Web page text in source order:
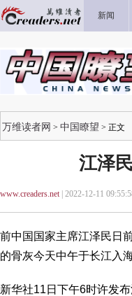
新闻
万维读者网 > 中国瞭望 > 正文
江泽
www.creaders.net| 2022-12-11
前中国国家主席江泽民日
的骨灰今天中午于长江入
新华社11日下午6时许发